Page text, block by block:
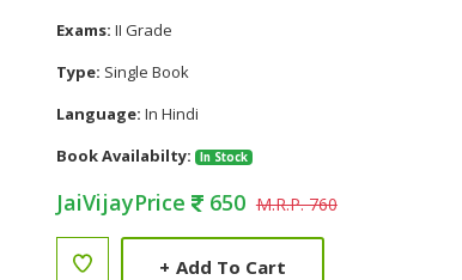
Exams: II Grade
Type: Single Book
Language: In Hindi
Book Availabilty:
In Stock
JaiVijayPrice 650 M.R.P. 760
+ Add To Cart